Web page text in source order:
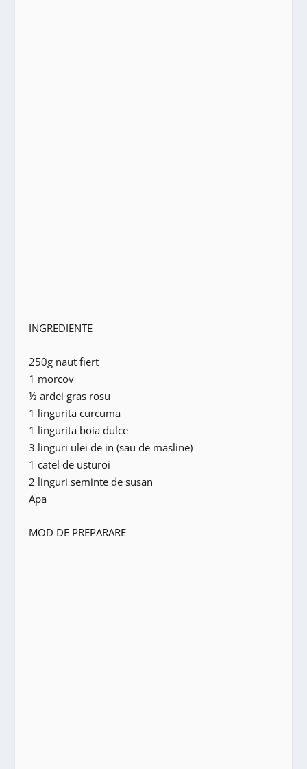
INGREDIENTE
250g naut fiert
1 morcov
½ ardei gras rosu
1 lingurita curcuma
1 lingurita boia dulce
3 linguri ulei de in (sau de masline)
1 catel de usturoi
2 linguri seminte de susan
Apa
MOD DE PREPARARE